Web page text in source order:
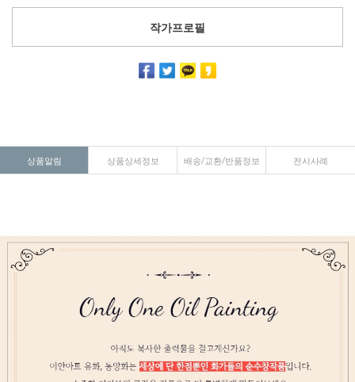
작가프로필
상품알림 상품상세정보 배송/교환/반품정보 전시사례